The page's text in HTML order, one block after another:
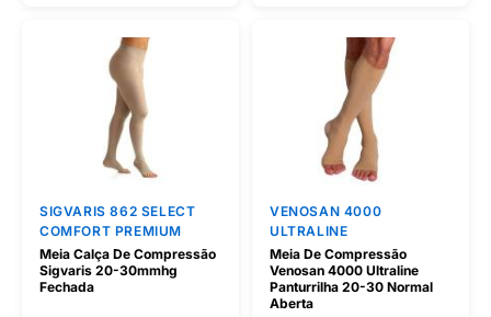
SIGVARIS 862 SELECT
COMFORT PREMIUM
Meia Calça De Compressão
Sigvaris 20-30mmhg
Fechada
VENOSAN 4000
ULTRALINE
Meia De Compressão
Venosan 4000 Ultraline
Panturrilha 20-30 Normal
Aberta